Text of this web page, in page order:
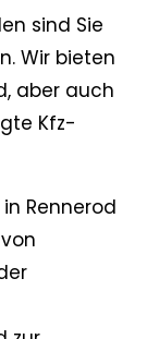
sind Sie
Wir bieten
aber auch
Kfz-
Rennerod